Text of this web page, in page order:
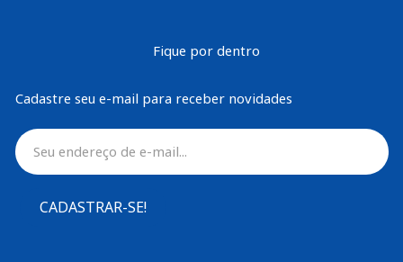
Fique por dentro
Cadastre seu e-mail para receber novidades
CADASTRAR-SE!